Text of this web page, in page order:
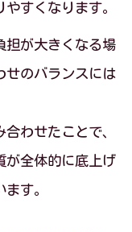
すくなります。
担が大きくなる場
せのバランスには
わせたことで、
が全体的に底上げ
す。